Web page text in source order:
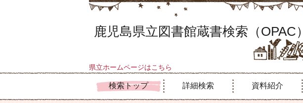
鹿児島県立図書館蔵書検索（OPAC）
県立ホームページはこちら
検索トップ 詳細検索 資料紹介